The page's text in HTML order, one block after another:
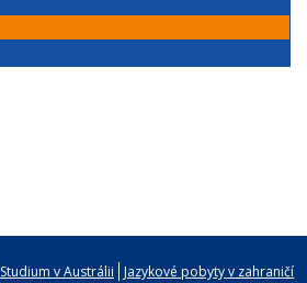
Studium v Austrálii
Jazykové pobyty v zahraničí